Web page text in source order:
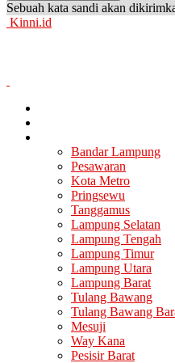
Sebuah kata sandi akan
Kinni.id
Bandar Lampung
Pesawaran
Kota Metro
Pringsewu
Tanggamus
Lampung Selatan
Lampung Tengah
Lampung Timur
Lampung Utara
Lampung Barat
Tulang Bawang
Tulang Bawang
Mesuji
Way Kana
Pesisir Barat